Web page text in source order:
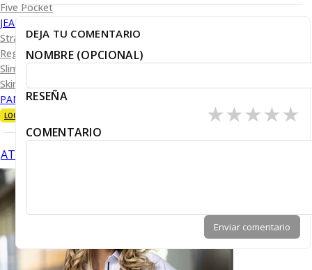
Five Pocket
JEANS
Straight Fit
Regular Fit
Slim Fit
Skinny Fit
PANTALÓN DE VESTIR
LOOKS
ATRÁS
DEJA TU COMENTARIO
NOMBRE (OPCIONAL)
RESEÑA
★
★
★
★
★
COMENTARIO
Enviar comentario